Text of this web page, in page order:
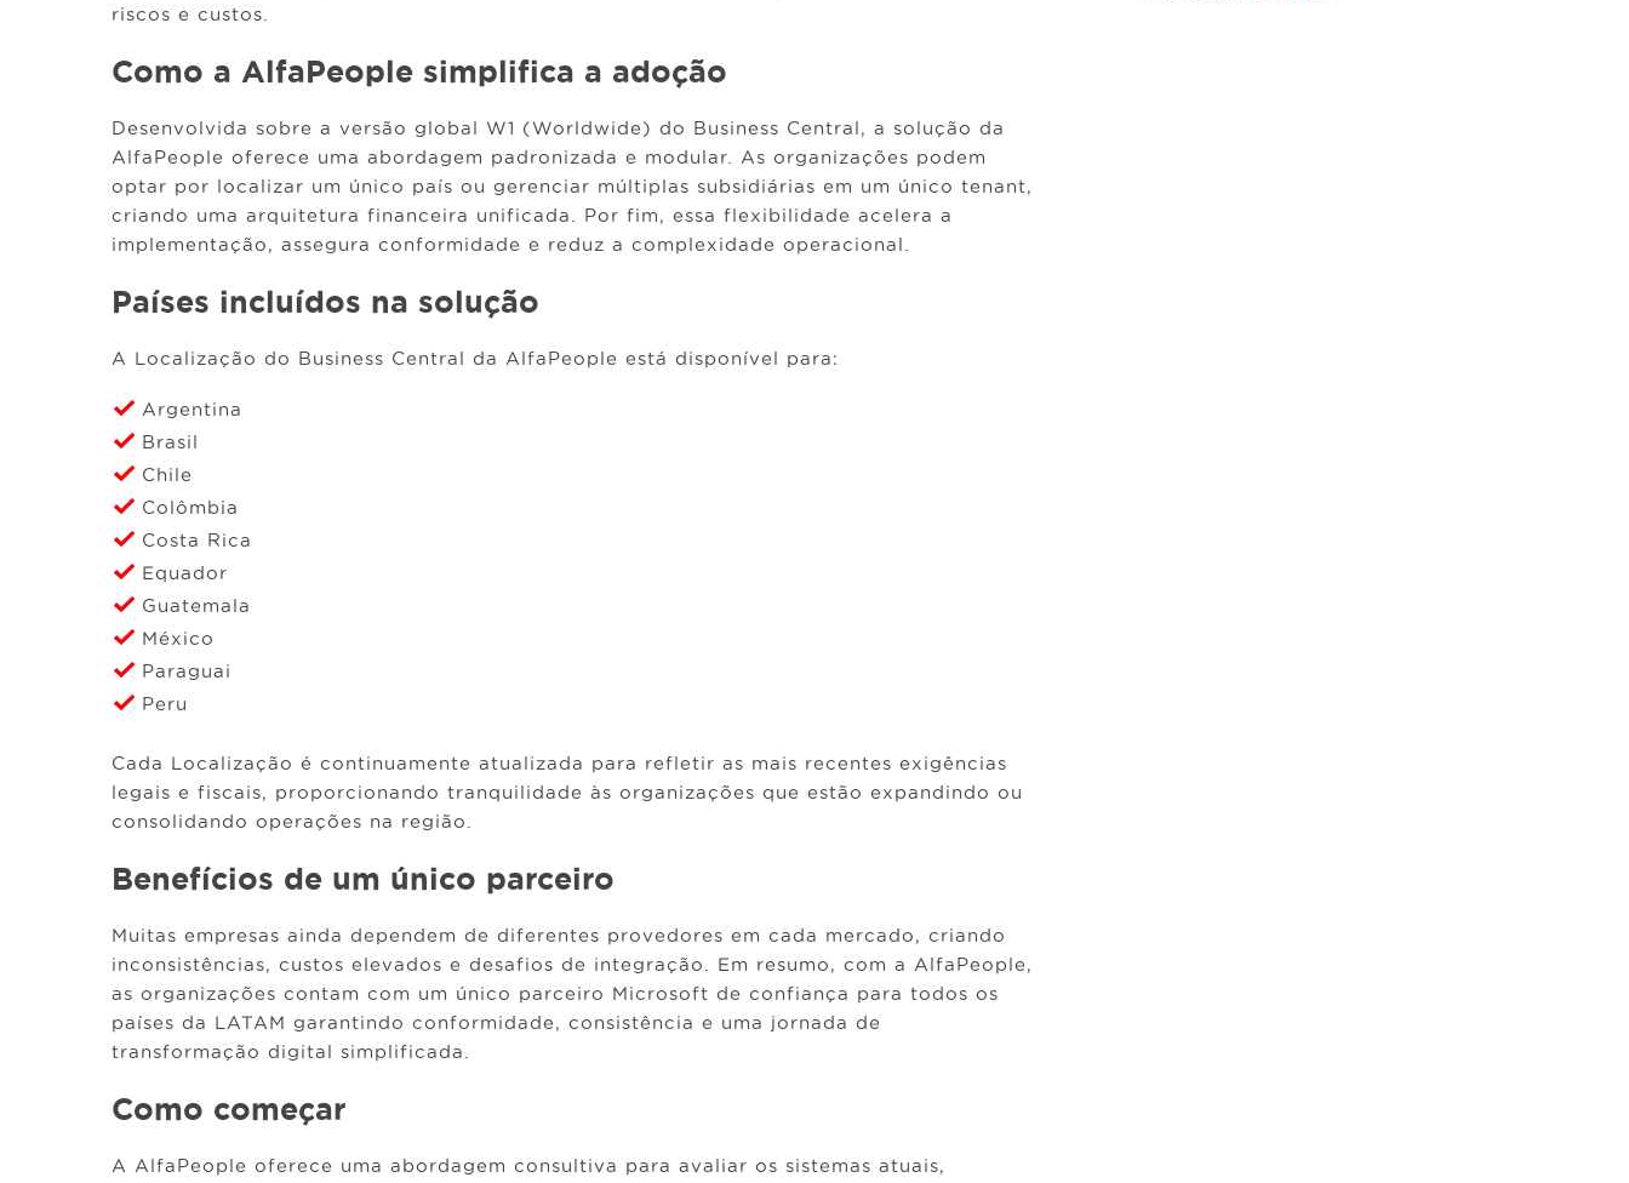
riscos e custos.
Como a AlfaPeople simplifica a adoção
Desenvolvida sobre a versão global W1 (Worldwide) do Business Central, a solução da
AlfaPeople oferece uma abordagem padronizada e modular. As organizações podem
optar por localizar um único país ou gerenciar múltiplas subsidiárias em um único tenant,
criando uma arquitetura financeira unificada. Por fim, essa flexibilidade acelera a
implementação, assegura conformidade e reduz a complexidade operacional.
Países incluídos na solução
A Localização do Business Central da AlfaPeople está disponível para:
Argentina
Brasil
Chile
Colômbia
Costa Rica
Equador
Guatemala
México
Paraguai
Peru
Cada Localização é continuamente atualizada para refletir as mais recentes exigências
legais e fiscais, proporcionando tranquilidade às organizações que estão expandindo ou
consolidando operações na região.
Benefícios de um único parceiro
Muitas empresas ainda dependem de diferentes provedores em cada mercado, criando
inconsistências, custos elevados e desafios de integração. Em resumo, com a AlfaPeople,
as organizações contam com um único parceiro Microsoft de confiança para todos os
países da LATAM garantindo conformidade, consistência e uma jornada de
transformação digital simplificada.
Como começar
A AlfaPeople oferece uma abordagem consultiva para avaliar os sistemas atuais,